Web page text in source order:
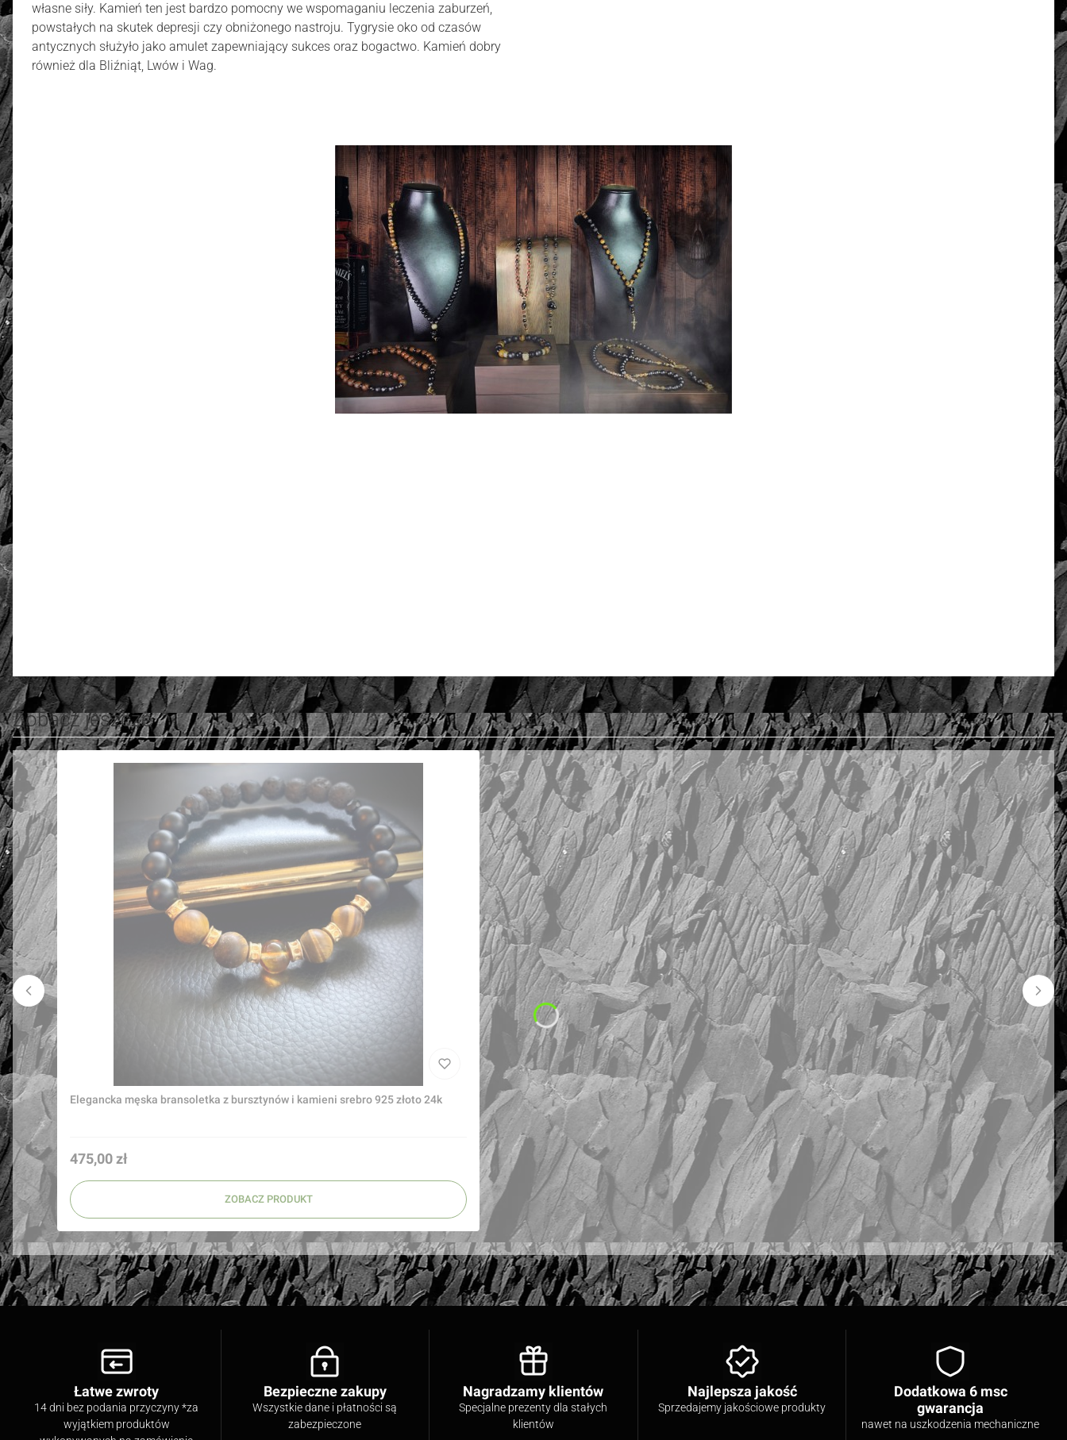
własne siły. Kamień ten jest bardzo pomocny we wspomaganiu leczenia zaburzeń,
powstałych na skutek depresji czy obniżonego nastroju. Tygrysie oko od czasów
antycznych służyło jako amulet zapewniający sukces oraz bogactwo. Kamień dobry
również dla Bliźniąt, Lwów i Wag.
Zobacz jeszcze
Elegancka męska bransoletka z bursztynów i kamieni srebro 925 złoto 24k
Cena
475,00 zł
ZOBACZ PRODUKT
Łatwe zwroty
14 dni bez podania przyczyny *za
wyjątkiem produktów
Bezpieczne zakupy
Wszystkie dane i płatności są
zabezpieczone
Nagradzamy klientów
Specjalne prezenty dla stałych
klientów
Najlepsza jakość
Sprzedajemy jakościowe produkty
Dodatkowa 6 msc
gwarancja
nawet na uszkodzenia mechaniczne